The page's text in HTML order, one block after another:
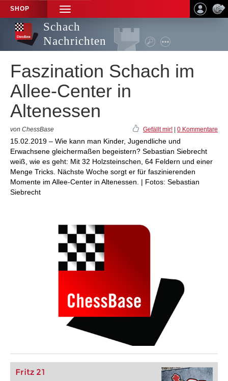
SHOP
TOGGLE
NAVIGATION
Schach
Nachrichten
Faszination Schach im
Allee-Center in
Altenessen
von ChessBase Gefällt mir! 0 Kommentare
15.02.2019 – Wie kann man Kinder, Jugendliche und
Erwachsene gleichermaßen begeistern? Sebastian Siebrecht
weiß, wie es geht: Mit 32 Holzsteinschen, 64 Feldern und einer
Menge Tricks. Nächste Woche sorgt er für faszinierenden
Momente im Allee-Center in Altenessen. | Fotos: Sebastian
Siebrecht
Fritz 21